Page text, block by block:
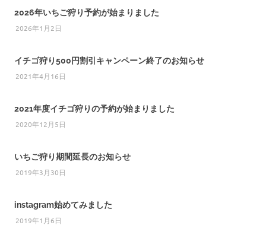
2026年いちご狩り予約が始まりました
2026年1月2日
イチゴ狩り500円割引キャンペーン終了のお知らせ
2021年4月16日
2021年度イチゴ狩りの予約が始まりました
2020年12月5日
いちご狩り期間延長のお知らせ
2019年3月30日
instagram始めてみました
2019年1月6日